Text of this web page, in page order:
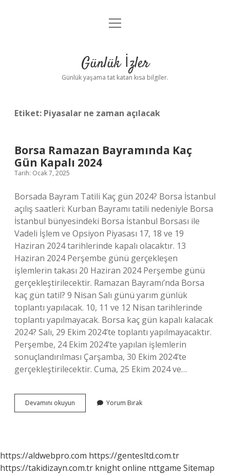
Anasayfa
Yasal Uyarı
menüyü
Günlük İzler
Günlük yaşama tat katan kısa bilgiler.
Etiket: Piyasalar ne zaman açılacak
Borsa Ramazan Bayramında Kaç
Gün Kapalı 2024
Tarih: Ocak 7, 2025
Borsada Bayram Tatili Kaç gün 2024? Borsa İstanbul
açılış saatleri: Kurban Bayramı tatili nedeniyle Borsa
İstanbul bünyesindeki Borsa İstanbul Borsası ile
Vadeli İşlem ve Opsiyon Piyasası 17, 18 ve 19
Haziran 2024 tarihlerinde kapalı olacaktır. 13
Haziran 2024 Perşembe günü gerçekleşen
işlemlerin takası 20 Haziran 2024 Perşembe günü
gerçekleştirilecektir. Ramazan Bayramı’nda Borsa
kaç gün tatil? 9 Nisan Salı günü yarım günlük
toplantı yapılacak. 10, 11 ve 12 Nisan tarihlerinde
toplantı yapılmayacak. Borsa kaç gün kapalı kalacak
2024? Salı, 29 Ekim 2024’te toplantı yapılmayacaktır.
Perşembe, 24 Ekim 2024’te yapılan işlemlerin
sonuçlandırılması Çarşamba, 30 Ekim 2024’te
gerçekleştirilecektir. Cuma, 25 Ekim 2024 ve…
Devamını okuyun
Ramazan
2024
Yorum Bırak
https://aldwebpro.com https://gentesltd.com.tr
https://takidizayn.com.tr knight online nttgame Sitemap